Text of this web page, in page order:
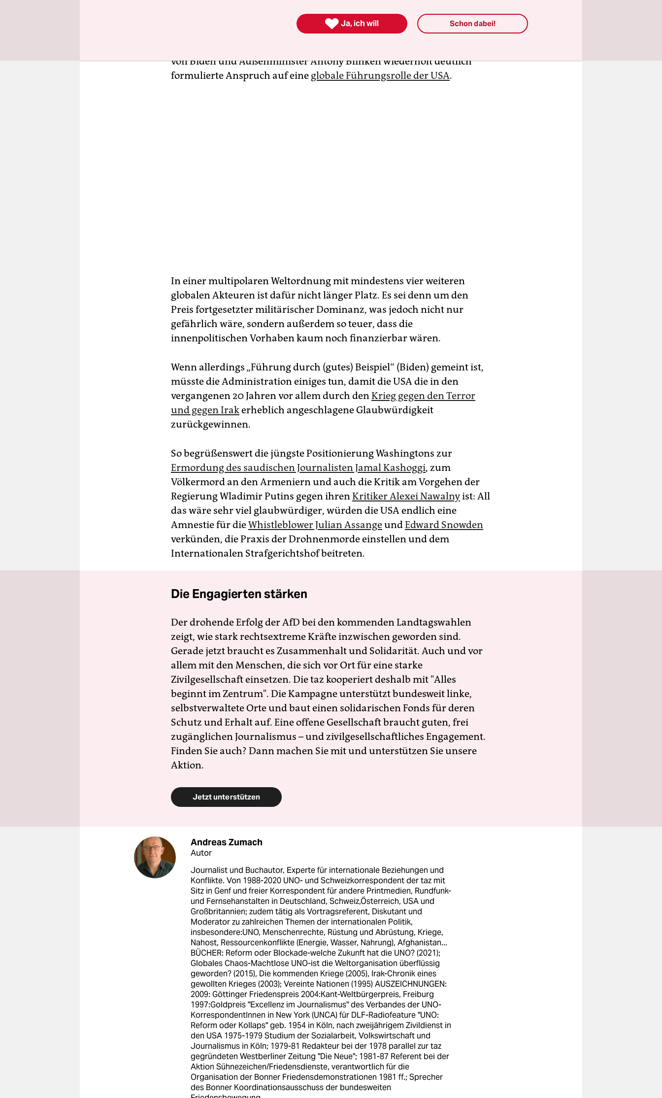
Biden-Administration zum Multilateralismus und die – bislang
zumindest teilweise – Rückkehr der USA in entsprechende
von Biden und Außenminister Antony Blinken wiederholt deutlich
formulierte Anspruch auf eine globale Führungsrolle der USA.
In einer multipolaren Weltordnung mit mindestens vier weiteren
globalen Akteuren ist dafür nicht länger Platz. Es sei denn um den
Preis fortgesetzter militärischer Dominanz, was jedoch nicht nur
gefährlich wäre, sondern außerdem so teuer, dass die
innenpolitischen Vorhaben kaum noch finanzierbar wären.
Wenn allerdings „Führung durch (gutes) Beispiel“ (Biden) gemeint ist,
müsste die Administration einiges tun, damit die USA die in den
vergangenen 20 Jahren vor allem durch den Krieg gegen den Terror
und gegen Irakerheblich angeschlagene Glaubwürdigkeit
zurückgewinnen.
So begrüßenswert die jüngste Positionierung Washingtons zur
Ermordung des saudischen Journalisten Jamal Kashoggi, zum
Völkermord an den Armeniern und auch die Kritik am Vorgehen der
Regierung Wladimir Putins gegen ihren Kritiker Alexei Nawalnyist: All
das wäre sehr viel glaubwürdiger, würden die USA endlich eine
Amnestie für dieWhistleblower Julian AssangeundEdward Snowden
verkünden, die Praxis der Drohnenmorde einstellen und dem
Internationalen Strafgerichtshof beitreten.
Die Engagierten stärken
Der drohende Erfolg der AfD bei den kommenden Landtagswahlen
zeigt, wie stark rechtsextreme Kräfte inzwischen geworden sind.
Gerade jetzt braucht es Zusammenhalt und Solidarität. Auch und vor
allem mit den Menschen, die sich vor Ort für eine starke
Zivilgesellschaft einsetzen. Die taz kooperiert deshalb mit "Alles
beginnt im Zentrum". Die Kampagne unterstützt bundesweit linke,
selbstverwaltete Orte und baut einen solidarischen Fonds für deren
Schutz und Erhalt auf. Eine offene Gesellschaft braucht guten, frei
zugänglichen Journalismus – und zivilgesellschaftliches Engagement.
Finden Sie auch? Dann machen Sie mit und unterstützen Sie unsere
Aktion.
Jetzt unterstützen
Andreas Zumach
Autor
Journalist und Buchautor, Experte für internationale Beziehungen und
Konflikte. Von 1988-2020 UNO- und Schweizkorrespondent der taz mit
Sitz in Genf und freier Korrespondent für andere Printmedien, Rundfunk-
und Fernsehanstalten in Deutschland, Schweiz,Österreich, USA und
Großbritannien; zudem tätig als Vortragsreferent, Diskutant und
Moderator zu zahlreichen Themen der internationalen Politik,
insbesondere:UNO, Menschenrechte, Rüstung und Abrüstung, Kriege,
Nahost, Ressourcenkonflikte (Energie, Wasser, Nahrung), Afghanistan...
BÜCHER: Reform oder Blockade-welche Zukunft hat die UNO? (2021);
Globales Chaos-Machtlose UNO-ist die Weltorganisation überflüssig
geworden? (2015), Die kommenden Kriege (2005), Irak-Chronik eines
gewollten Krieges (2003); Vereinte Nationen (1995) AUSZEICHNUNGEN:
2009: Göttinger Friedenspreis 2004:Kant-Weltbürgerpreis, Freiburg
1997:Goldpreis "Excellenz im Journalismus" des Verbandes der UNO-
KorrespondentInnen in New York (UNCA) für DLF-Radiofeature "UNO:
Reform oder Kollaps" geb. 1954 in Köln, nach zweijährigem Zivildienst in
den USA 1975-1979 Studium der Sozialarbeit, Volkswirtschaft und
Journalismus in Köln; 1979-81 Redakteur bei der 1978 parallel zur taz
gegründeten Westberliner Zeitung "Die Neue"; 1981-87 Referent bei der
Aktion Sühnezeichen/Friedensdienste, verantwortlich für die
Organisation der Bonner Friedensdemonstrationen 1981 ff.; Sprecher
des Bonner Koordinationsausschuss der bundesweiten
 Ja, ich will Schon dabei!